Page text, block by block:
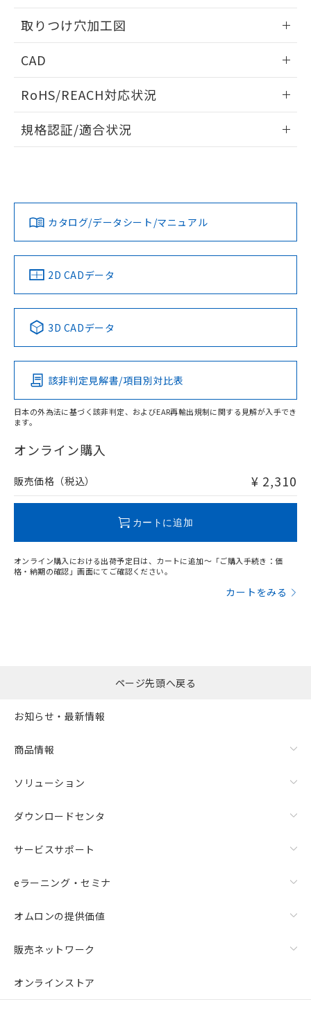
取りつけ穴加工図
CAD
ドすることができます。
ログイン/会員登録
ダウンロードデータをご利用いただく前に、以下を必ずお読
みください。
ソフトウェアの使用条件
RoHS/REACH対応状況
EU RoHS 注意事項・凡例
対応済み
中国 RoHS 注意事項・凡例
Pb Hg Cd Cr(VI)
O
在庫等で未対応品が混在する可能性があります。
問い合わせください。
規格認証/適合状況
カタログ/データシート/マニュアル
2D CADデータ
3D CADデータ
該非判定見解書/項目別対比表
日本の外為法に基づく該非判定、およびEAR再輸出規制に関する見解が入手でき
ます。
オンライン購入
販売価格（税込） ¥ 2,310
カートに追加
オンライン購入における出荷予定日は、カートに追加～「ご購入手続き：価
格・納期の確認」画面にてご確認ください。
カートをみる
り、2022年1月12日より割愛しておりま
す。
ページ先頭へ戻る
お知らせ・最新情報
商品情報
ソリューション
ダウンロードセンタ
サービスサポート
eラーニング・セミナ
オムロンの提供価値
販売ネットワーク
オンラインストア